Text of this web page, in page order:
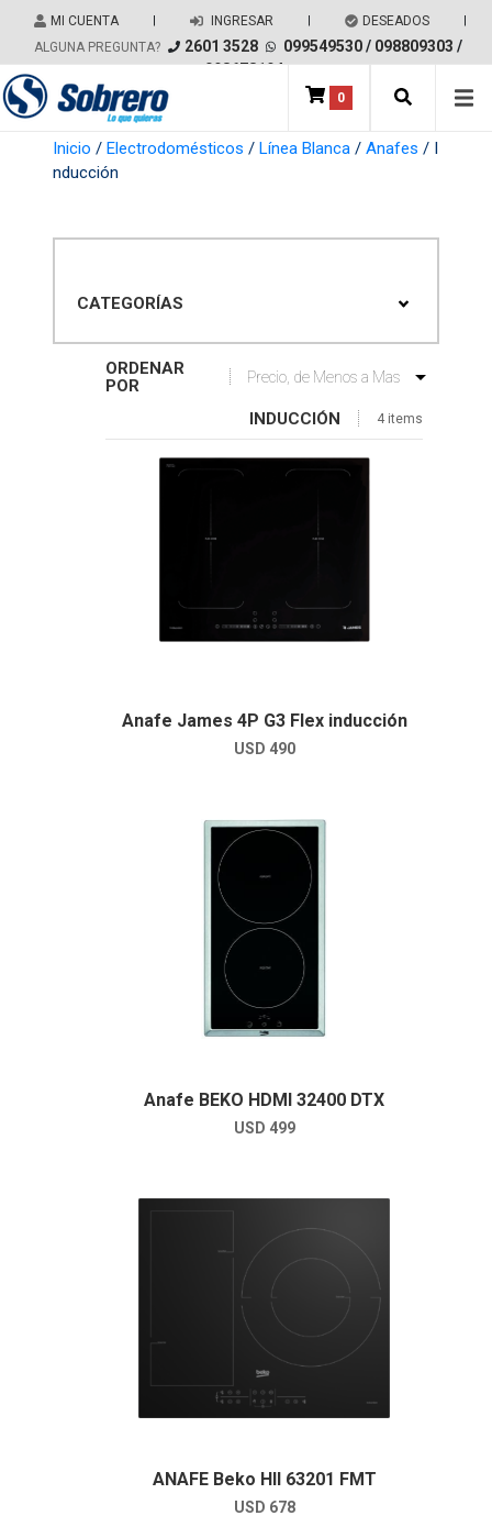
MI CUENTA | INGRESAR | DESEADOS |
ALGUNA PREGUNTA? 2601 3528 099549530/ 098809303 /
098678194
Salir del contenido
Main Navigation 0
Inicio / Electrodomésticos / Línea Blanca / Anafes / I
nducción
CATEGORÍAS
ORDENAR
POR
INDUCCIÓN
4 items
Anafe James 4P G3 Flex inducción
USD 490
Anafe BEKO HDMI 32400 DTX
USD 499
ANAFE Beko HII 63201 FMT
USD 678